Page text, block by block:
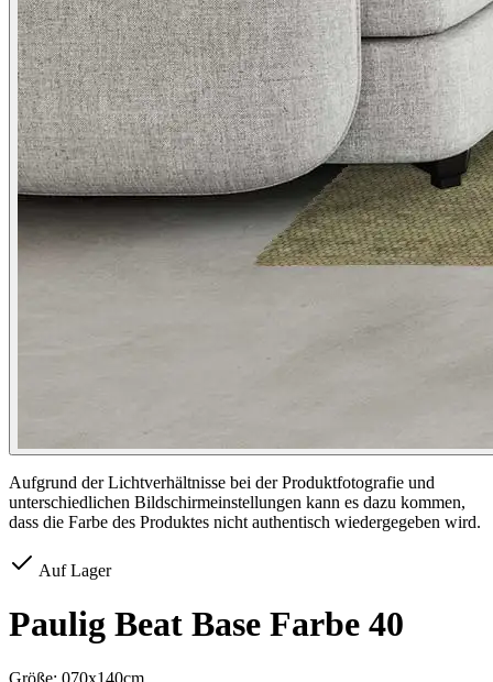
Aufgrund der Lichtverhältnisse bei der Produktfotografie und
unterschiedlichen Bildschirmeinstellungen kann es dazu kommen,
dass die Farbe des Produktes nicht authentisch wiedergegeben wird.
Auf Lager
Paulig Beat Base Farbe 40
Größe: 070x140cm